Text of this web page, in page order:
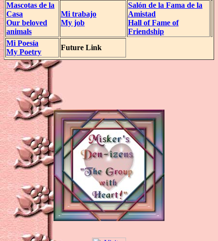
Mascotas de la
Casa
Our beloved
animals
Mi trabajo
My job
Salón de la Fama de la
Amistad
Hall of Fame of
Friendship
Mi Poesía
My Poetry
Future Link